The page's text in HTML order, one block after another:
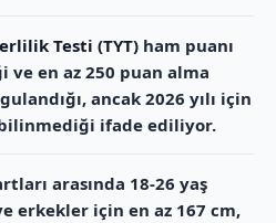
Testi (TYT) ham puanı
en az 250 puan alma
ancak 2026 yılı için
ifade ediliyor.
arasında 18-26 yaş
erkekler için en az 167 cm,